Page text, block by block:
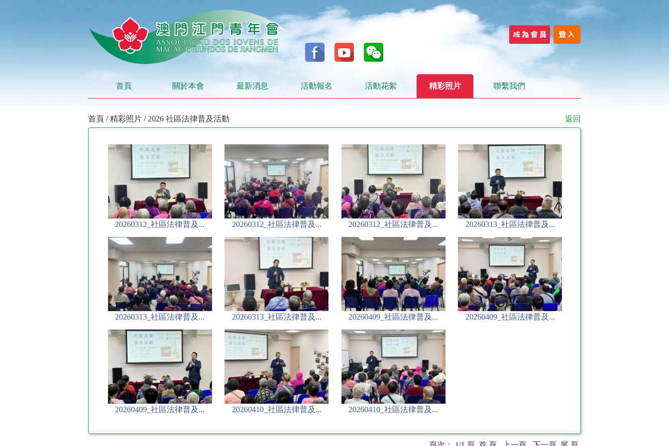
首頁 關於本會 最新消息 活動報名 活動花絮 精彩照片 聯繫我們
首頁 /精彩照片 / 2026 社區法律普及活動 返回
20260312_社區法律普及... 20260312_社區法律普及... 20260312_社區法律普及... 20260313_社區法律普及...
20260313_社區法律普及... 20260313_社區法律普及... 20260409_社區法律普及... 20260409_社區法律普及...
20260409_社區法律普及... 20260410_社區法律普及... 20260410_社區法律普及...